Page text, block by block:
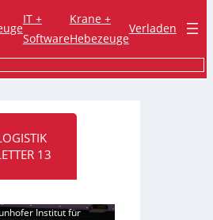
IT +
Software
Krane +
Hebezeuge
Verladen
13
Institut für